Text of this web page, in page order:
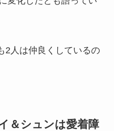
2人は仲良くしているの
＆シュンは愛着障